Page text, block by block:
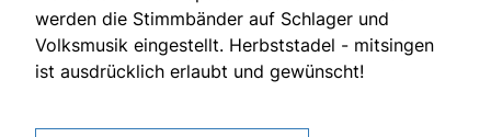
werden die Stimmbänder auf Schlager und
Volksmusik eingestellt. Herbststadel - mitsingen
ist ausdrücklich erlaubt und gewünscht!